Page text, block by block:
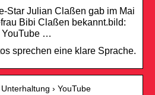
Star Julian Claßen gab im Mai
Bibi Claßen bekannt.bild:
YouTube …
sprechen eine klare Sprache.
› YouTube